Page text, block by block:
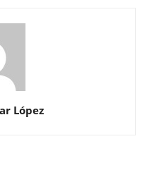
López